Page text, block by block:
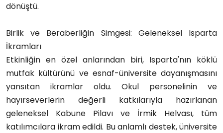
dönüştü.
Birlik ve Beraberliğin Simgesi: Geleneksel Isparta
İkramları
Etkinliğin en özel anlarından biri, Isparta'nın köklü
mutfak kültürünü ve esnaf-üniversite dayanışmasını
yansıtan ikramlar oldu. Okul personelinin ve
hayırseverlerin değerli katkılarıyla hazırlanan
geleneksel Kabune Pilavı ve İrmik Helvası, tüm
katılımcılara ikram edildi. Bu anlamlı destek, üniversite